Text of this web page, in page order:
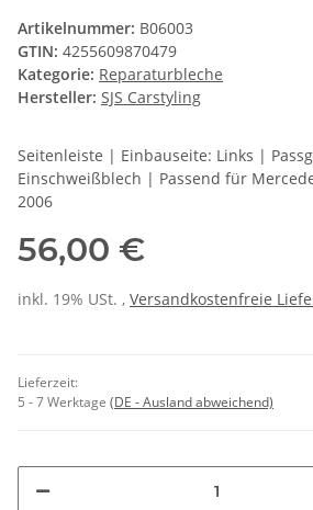
Artikelnummer: B06003
GTIN: 4255609870479
Kategorie: Reparaturbleche
Hersteller: SJS Carstyling
Seitenleiste | Einbauseite: Links |
Einschweißblech | Passend für
2006
56,00 €
inkl. 19% USt. , Versandkostenfreie
Lieferzeit:
5 - 7 Werktage (DE - Ausland abweichend)